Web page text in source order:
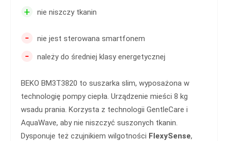
+ nie niszczy tkanin
- nie jest sterowana smartfonem
- należy do średniej klasy energetycznej
BEKO BM3T3820 to suszarka slim, wyposażona w
technologię pompy ciepła. Urządzenie mieści 8 kg
wsadu prania. Korzysta z technologii GentleCare i
AquaWave, aby nie niszczyć suszonych tkanin.
Dysponuje też czujnikiem wilgotności FlexySense,